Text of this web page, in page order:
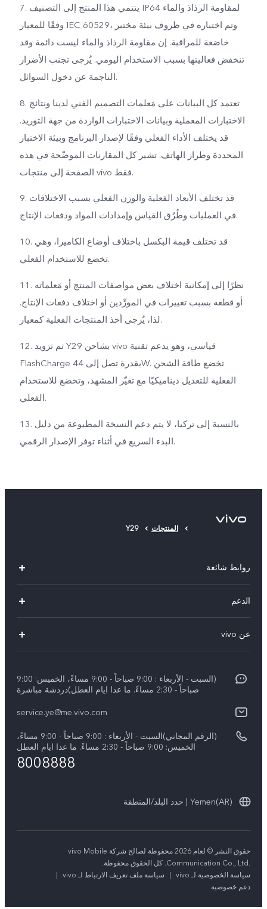
7. ينتمي هذا المنتج إلى التصنيف IP64 لمقاومة الرذاذ والماء
وفقًا للمعيار IEC 60529، وتم اختباره في ظروف بيئة مختبر
خاضعة للمراقبة. إن مقاومة الرذاذ والماء ليست دائمة وقد
تنخفض فعاليتها بسبب الاستخدام اليومي. يُرجى تجنب الأضرار
الناجمة عن دخول السوائل.
8. تعتمد كل البيانات على مَعلمات التصميم الفني لدينا ونتائج
الاختبارات المعملية وبيانات الاختبارات الواردة من جهة التوريد.
قد يختلف الأداء الفعلي وفقًا لإصدار البرنامج وبيئة الاختبار
المحددة وطراز الهاتف. تشير كل المقارنات الموضّحة في هذه
الصفحة إلى منتجات vivo فقط.
9. قد تختلف الأبعاد الفعلية والوزن الفعلي بسبب الاختلافات
في العمليات وطُرُق القياس وإمدادات المواد ودفعات الإنتاج.
10. قد تختلف قيمة البكسل باختلاف أوضاع الكاميرا، وهي
تخضع للاستخدام الفعلي.
11. نظرًا إلى إمكانية اختلاف بعض مواصفات المنتج أو مَعلماته
أو قطعه بسبب تغييرات في المورِّدين أو اختلاف دفعات الإنتاج.
لذا، يُرجى أخذ المنتجات الفعلية كمعيار.
12. تم تزويد Y29 بشاحن vivo قياسي، وهو يدعم تقنية
FlashCharge بقدرة تصل إلى 44W. تخضع طاقة الشحن
الفعلية للتعديل ديناميكيًا مع تغيّر المشهد، وتخضع للاستخدام
الفعلي.
13. بالنسبة إلى تركيا، لا يتم دعم النسخة المطبوعة من دليل
البدء السريع في أثناء توفر الإصدار الرقمي.
المنتجات Y29
روابط شائعة
Y19s Pro
Y04
كل الموديلات
الدعم
مركز الخدمة
Funtouch OS
بيان الخصوصية بشأن خدمة العملاء
عن vivo
نبذة عنا
الإشعارات القانونية
الاستدامة
(السبت - الأربعاء : 9:00 صباحاً - 9:00 مساءً، الخميس: 9:00
صباحاً - 2:30 مساءً. ما عدا ايام العطل)دردشة مباشرة
service.ye@me.vivo.com
(الرقم المجاني)السبت - الأربعاء : 9:00 صباحاً - 9:00 مساءً،
الخميس: 9:00 صباحاً - 2:30 مساءً. ما عدا ايام العطل
8008888
Yemen(AR) | حدد البلد/المنطقة
حقوق النشر © لعام 2026 محفوظة لصالح شركة vivo Mobile
Communication Co., Ltd.‎. كل الحقوق محفوظة.
سياسة الخصوصية لـ vivo
| سياسة ملف تعريف الارتباط لـ vivo
|
دعم خصوصية